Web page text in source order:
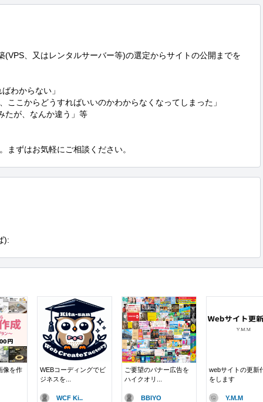
、又はレンタルサーバー等)の選定からサイトの公開までを
わからない」
ここからどうすればいいのかわからなくなってしまった」
たが、なんか違う」等
まずはお気軽にご相談ください。
):
像を作
WEBコーディングでビ
ジネスを...
WCF Ki..
ご要望のバナー広告を
ハイクオリ...
BBIYO
webサイトの更新
をします
Y.M.M